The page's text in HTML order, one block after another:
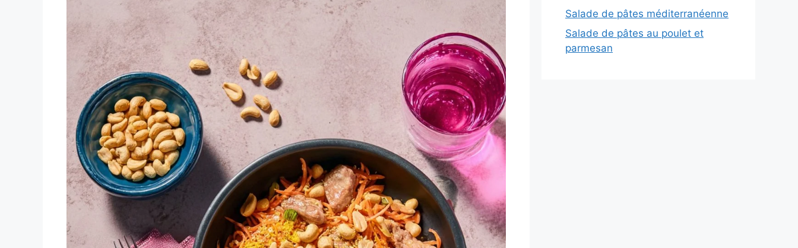
Salade de pâtes méditerranéenne
Salade de pâtes au poulet et
parmesan